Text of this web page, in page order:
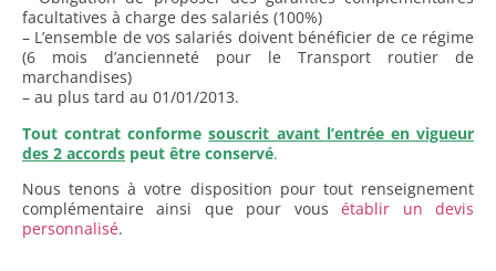
facultatives à charge des salariés (100%)
– L’ensemble de vos salariés doivent bénéficier de ce régime
(6 mois d’ancienneté pour le Transport routier de
marchandises)
– au plus tard au 01/01/2013.
Tout contrat conformesouscrit avant l’entrée en vigueur
des 2 accords peut être conservé.
Nous tenons à votre disposition pour tout renseignement
complémentaire ainsi que pour vousétablir un devis
personnalisé.